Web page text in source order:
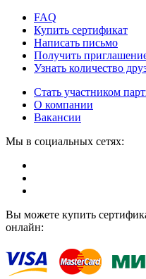
FAQ
Купить сертификат
Написать письмо
Получить
Узнать количество
Стать участником
О компании
Вакансии
Мы в социальных сетях:
Вы можете купить
онлайн: